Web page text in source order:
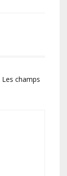
Les champs